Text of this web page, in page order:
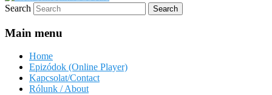
Search
Main menu
Home
Epizódok (Online Player)
Kapcsolat/Contact
Rólunk / About